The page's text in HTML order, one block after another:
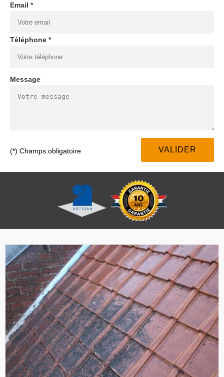
Email *
Téléphone *
Message
(*) Champs obligatoire